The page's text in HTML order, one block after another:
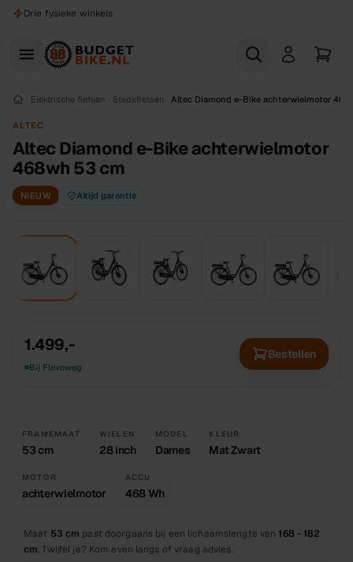
Naar hoofdinhoud
Drie fysieke winkels
Elektrische fietsen Stadsfietsen Altec Diamond e-Bike achterwielmotor
ALTEC
Altec Diamond e-Bike achterwielmotor
468wh 53 cm
NIEUW Altijd garantie
1.499,-
Bij Flevoweg
Bestellen
FRAMEMAAT
53 cm
WIELEN
28 inch
MODEL
Dames
KLEUR
Mat Zwart
MOTOR
achterwielmotor
ACCU
468 Wh
Maat 53 cm past doorgaans bij een lichaamslengte van 168 - 182
cm. Twijfel je? Kom even langs of vraag advies.